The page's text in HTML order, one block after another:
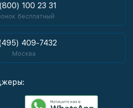
100 23 31
бесплатный
409-7432
Москва